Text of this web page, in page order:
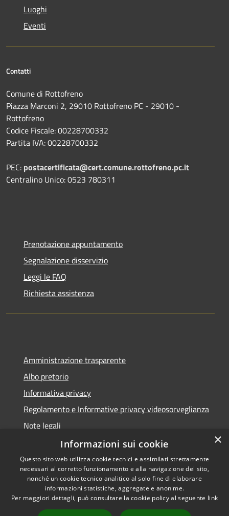
Luoghi
Eventi
Contatti
Comune di Rottofreno
Piazza Marconi 2, 29010 Rottofreno PC - 29010 -
Rottofreno
Codice Fiscale: 00228700332
Partita IVA: 00228700332
PEC: postacertificata@cert.comune.rottofreno.pc.it
Centralino Unico: 0523 780311
Prenotazione appuntamento
Segnalazione disservizio
Leggi le FAQ
Richiesta assistenza
Amministrazione trasparente
Albo pretorio
Informativa privacy
Regolamento e Informative privacy videosorveglianza
Note legali
Dichiarazione di accessibilità
RSS
Accessibilità
Copyright © 2026 • Comune di
×
Informazioni sui cookie
Questo sito web utilizza cookie tecnici e assimilati strettamente
necessari al corretto funzionamento e alla navigazione del sito,
nonché un cookie tecnico analitico al solo fine di elaborare
informazioni statistiche, aggregate e anonime.
Per maggiori dettagli, può consultare la cookie policy al seguente link